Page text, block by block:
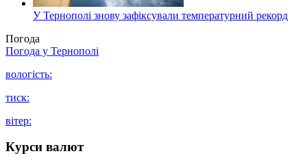
У Тернополі знову зафіксували температурний рекорд
Погода
Погода у Тернополі
вологість:
тиск:
вітер:
Курси валют